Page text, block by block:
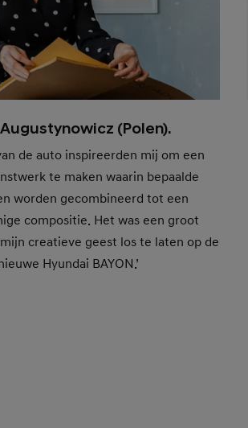
Pola Augustynowicz, Poland
Vincent de Boer, Netherlands
Jan Gemrot, Czech
Bahar, France
Nathaniel Rackowe, UK
(Polen).
de auto inspireerden mij om een
te maken waarin bepaalde
worden gecombineerd tot een
compositie. Het was een groot
creatieve geest los te laten op de
Hyundai BAYON.’